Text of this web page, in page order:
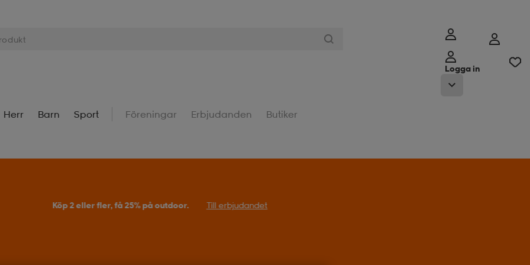
Logga in
Herr Barn Sport Föreningar Erbjudanden Butiker
Köp 2 eller fler, få 25% på outdoor. Till erbjudandet